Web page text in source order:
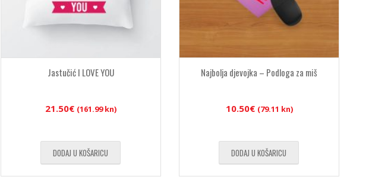
Jastučić I LOVE YOU
21.50€ (161.99 kn)
DODAJ U KOŠARICU
Najbolja djevojka – Podloga za miš
10.50€ (79.11 kn)
DODAJ U KOŠARICU